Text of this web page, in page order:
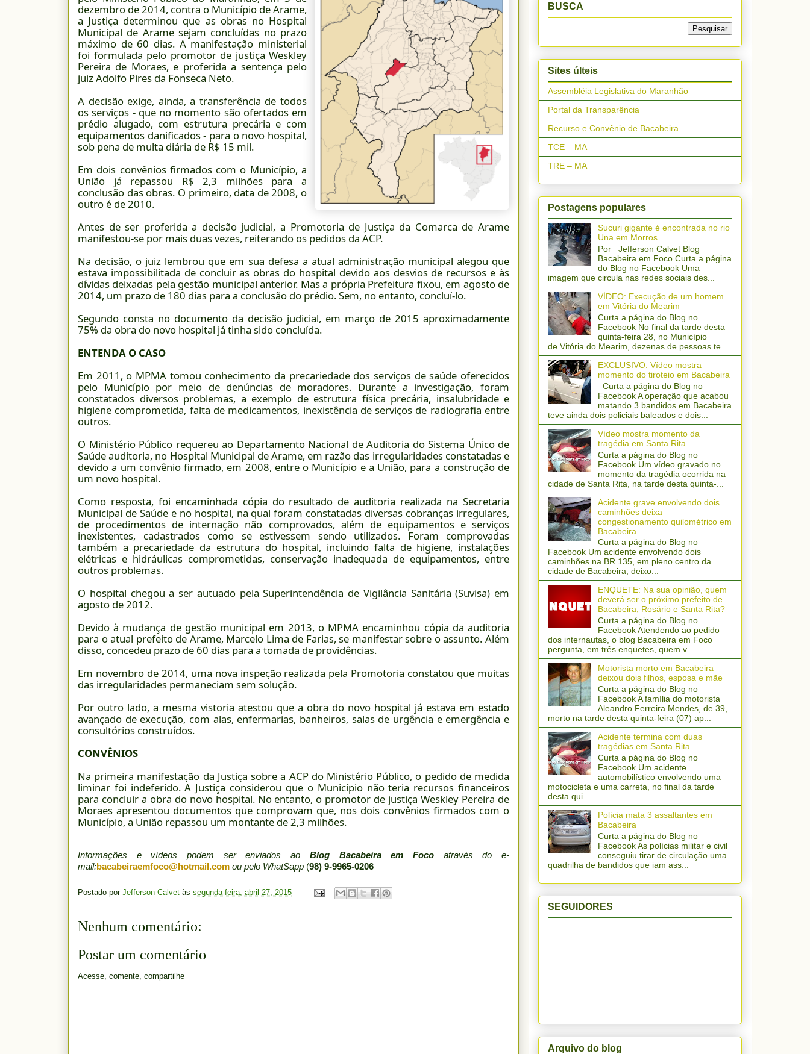
dezembro de 2014, contra o Município de Arame,
a Justiça determinou que as obras no Hospital
Municipal de Arame sejam concluídas no prazo
máximo de 60 dias. A manifestação ministerial
foi formulada pelo promotor de justiça Weskley
Pereira de Moraes, e proferida a sentença pelo
juiz Adolfo Pires da Fonseca Neto.
A decisão exige, ainda, a transferência de todos
os serviços - que no momento são ofertados em
prédio alugado, com estrutura precária e com
equipamentos danificados - para o novo hospital,
sob pena de multa diária de R$ 15 mil.
Em dois convênios firmados com o Município, a
União já repassou R$ 2,3 milhões para a
conclusão das obras. O primeiro, data de 2008, o
outro é de 2010.
Antes de ser proferida a decisão judicial, a Promotoria de Justiça da Comarca de Arame
manifestou-se por mais duas vezes, reiterando os pedidos da ACP.
Na decisão, o juiz lembrou que em sua defesa a atual administração municipal alegou que
estava impossibilitada de concluir as obras do hospital devido aos desvios de recursos e às
dívidas deixadas pela gestão municipal anterior. Mas a própria Prefeitura fixou, em agosto de
2014, um prazo de 180 dias para a conclusão do prédio. Sem, no entanto, concluí-lo.
Segundo consta no documento da decisão judicial, em março de 2015 aproximadamente
75% da obra do novo hospital já tinha sido concluída.
ENTENDA O CASO
Em 2011, o MPMA tomou conhecimento da precariedade dos serviços de saúde oferecidos
pelo Município por meio de denúncias de moradores. Durante a investigação, foram
constatados diversos problemas, a exemplo de estrutura física precária, insalubridade e
higiene comprometida, falta de medicamentos, inexistência de serviços de radiografia entre
outros.
O Ministério Público requereu ao Departamento Nacional de Auditoria do Sistema Único de
Saúde auditoria, no Hospital Municipal de Arame, em razão das irregularidades constatadas e
devido a um convênio firmado, em 2008, entre o Município e a União, para a construção de
um novo hospital.
Como resposta, foi encaminhada cópia do resultado de auditoria realizada na Secretaria
Municipal de Saúde e no hospital, na qual foram constatadas diversas cobranças irregulares,
de procedimentos de internação não comprovados, além de equipamentos e serviços
inexistentes, cadastrados como se estivessem sendo utilizados. Foram comprovadas
também a precariedade da estrutura do hospital, incluindo falta de higiene, instalações
elétricas e hidráulicas comprometidas, conservação inadequada de equipamentos, entre
outros problemas.
O hospital chegou a ser autuado pela Superintendência de Vigilância Sanitária (Suvisa) em
agosto de 2012.
Devido à mudança de gestão municipal em 2013, o MPMA encaminhou cópia da auditoria
para o atual prefeito de Arame, Marcelo Lima de Farias, se manifestar sobre o assunto. Além
disso, concedeu prazo de 60 dias para a tomada de providências.
Em novembro de 2014, uma nova inspeção realizada pela Promotoria constatou que muitas
das irregularidades permaneciam sem solução.
Por outro lado, a mesma vistoria atestou que a obra do novo hospital já estava em estado
avançado de execução, com alas, enfermarias, banheiros, salas de urgência e emergência e
consultórios construídos.
CONVÊNIOS
Na primeira manifestação da Justiça sobre a ACP do Ministério Público, o pedido de medida
liminar foi indeferido. A Justiça considerou que o Município não teria recursos financeiros
para concluir a obra do novo hospital. No entanto, o promotor de justiça Weskley Pereira de
Moraes apresentou documentos que comprovam que, nos dois convênios firmados com o
Município, a União repassou um montante de 2,3 milhões.
Informações e vídeos podem ser enviados ao Blog Bacabeira em Focoatravés do e-
mail:bacabeiraemfoco@hotmail.com ou pelo WhatSapp (98) 9-9965-0206
Postado por Jefferson Calvet às segunda-feira, abril 27, 2015
Nenhum comentário:
Postar um comentário
Acesse, comente, compartilhe
BUSCA
Sites últeis
Assembléia Legislativa do Maranhão
Portal da Transparência
Recurso e Convênio de Bacabeira
TCE – MA
TRE – MA
Postagens populares
Sucuri gigante é encontrada no rio
Una em Morros
Por Jefferson Calvet Blog
Bacabeira em Foco Curta a página
do Blog no Facebook Uma
imagem que circula nas redes sociais des...
VÍDEO: Execução de um homem
em Vitória do Mearim
Curta a página do Blog no
Facebook No final da tarde desta
quinta-feira 28, no Município
de Vitória do Mearim, dezenas de pessoas te...
EXCLUSIVO: Vídeo mostra
momento do tiroteio em Bacabeira
Curta a página do Blog no
Facebook A operação que acabou
matando 3 bandidos em Bacabeira
teve ainda dois policiais baleados e dois...
Vídeo mostra momento da
tragédia em Santa Rita
Curta a página do Blog no
Facebook Um vídeo gravado no
momento da tragédia ocorrida na
cidade de Santa Rita, na tarde desta quinta-...
Acidente grave envolvendo dois
caminhões deixa
congestionamento quilométrico em
Bacabeira
Curta a página do Blog no
Facebook Um acidente envolvendo dois
caminhões na BR 135, em pleno centro da
cidade de Bacabeira, deixo...
ENQUETE: Na sua opinião, quem
deverá ser o próximo prefeito de
Bacabeira, Rosário e Santa Rita?
Curta a página do Blog no
Facebook Atendendo ao pedido
dos internautas, o blog Bacabeira em Foco
pergunta, em três enquetes, quem v...
Motorista morto em Bacabeira
deixou dois filhos, esposa e mãe
Curta a página do Blog no
Facebook A família do motorista
Aleandro Ferreira Mendes, de 39,
morto na tarde desta quinta-feira (07) ap...
Acidente termina com duas
tragédias em Santa Rita
Curta a página do Blog no
Facebook Um acidente
automobilístico envolvendo uma
motocicleta e uma carreta, no final da tarde
desta qui...
Polícia mata 3 assaltantes em
Bacabeira
Curta a página do Blog no
Facebook As polícias militar e civil
conseguiu tirar de circulação uma
quadrilha de bandidos que iam ass...
SEGUIDORES
Arquivo do blog